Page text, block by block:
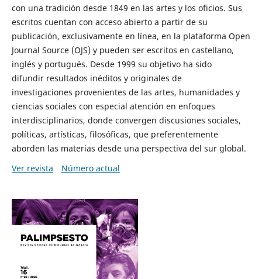
con una tradición desde 1849 en las artes y los oficios. Sus
escritos cuentan con acceso abierto a partir de su
publicación, exclusivamente en línea, en la plataforma Open
Journal Source (OJS) y pueden ser escritos en castellano,
inglés y portugués. Desde 1999 su objetivo ha sido
difundir resultados inéditos y originales de
investigaciones provenientes de las artes, humanidades y
ciencias sociales con especial atención en enfoques
interdisciplinarios, donde convergen discusiones sociales,
políticas, artísticas, filosóficas, que preferentemente
aborden las materias desde una perspectiva del sur global.
Ver revista
Número actual